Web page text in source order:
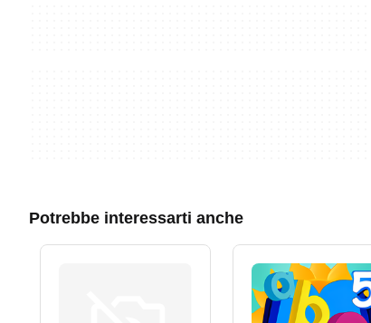
Potrebbe interessarti anche